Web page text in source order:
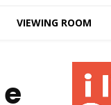
VIEWING ROOM